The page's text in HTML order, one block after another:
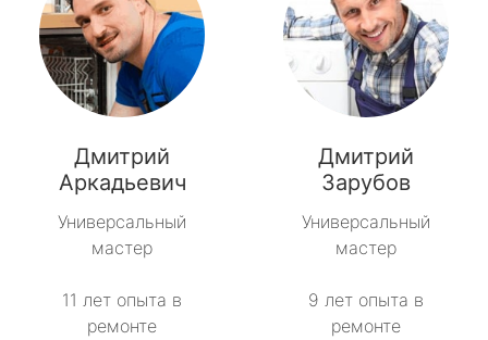
Дмитрий
Аркадьевич
Универсальный
мастер
11 лет опыта в
ремонте
Дмитрий
Зарубов
Универсальный
мастер
9 лет опыта в
ремонте